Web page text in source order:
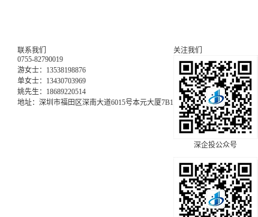
联系我们
0755-82790019
游女士：13538198876
单女士：13430703969
姚先生：18689220514
地址：深圳市福田区深南大道6015号本元大厦7B1
关注我们
深企投公众号